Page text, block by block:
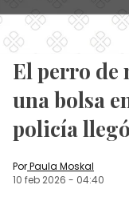
El perro de
una bolsa
policía
PorPaula Moskal
10 feb 2026 - 04:40